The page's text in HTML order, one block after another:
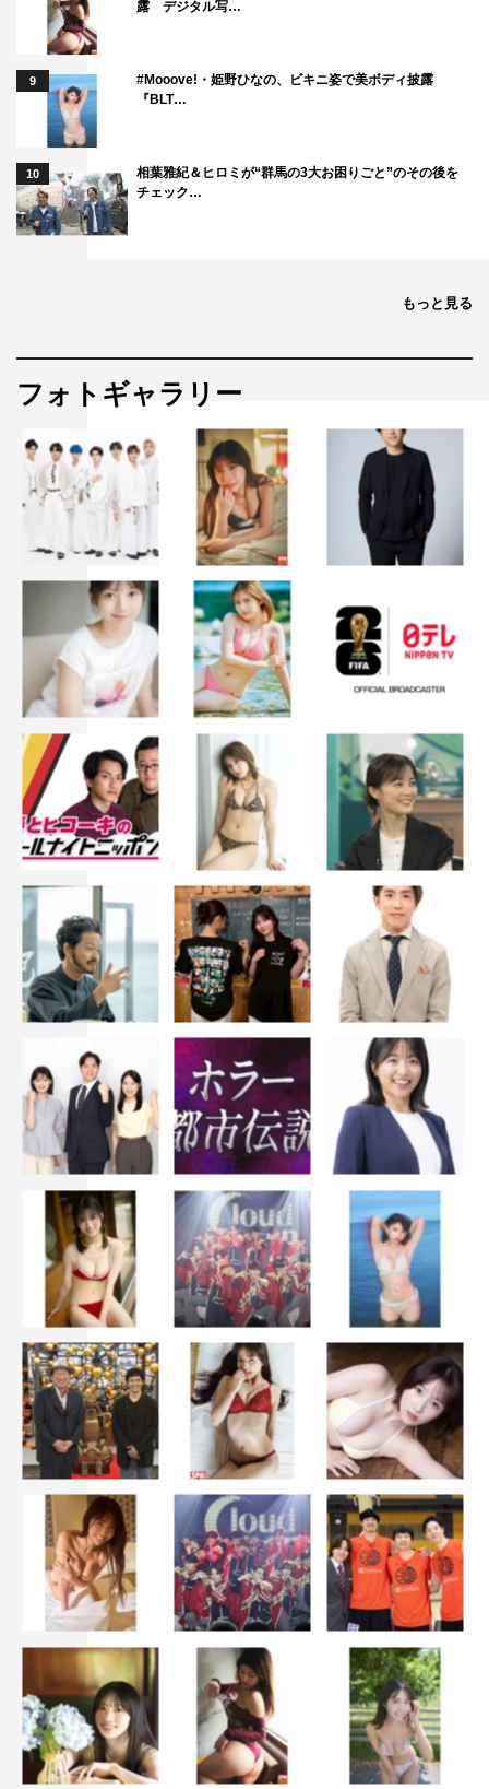
露 デジタル写…
9
#Mooove!・姫野ひなの、ビキニ姿で美ボディ披露
『BLT…
10
相葉雅紀＆ヒロミが“群馬の3大お困りごと”のその後を
チェック…
もっと見る
フォトギャラリー